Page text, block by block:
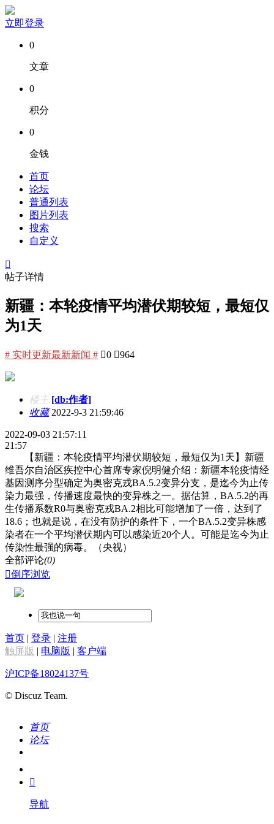
立即登录
0
文章
0
积分
0
金钱
首页
论坛
普通列表
图片列表
搜索
自定义

帖子详情
新疆：本轮疫情平均潜伏期较短，最短仅
为1天
# 实时更新最新新闻 # 0 964
楼主 [db:作者]
收藏2022-9-3 21:59:46
2022-09-03 21:57:11
21:57
【新疆：本轮疫情平均潜伏期较短，最短仅为1天】新疆
维吾尔自治区疾控中心首席专家倪明健介绍：新疆本轮疫情经
基因测序分型确定为奥密克戎BA.5.2变异分支，是迄今为止传
染力最强，传播速度最快的变异株之一。据估算，BA.5.2的再
生传播系数R0与奥密克戎BA.2相比可能增加了一倍，达到了
18.6；也就是说，在没有防护的条件下，一个BA.5.2变异株感
染者在一个平均潜伏期内可以感染近20个人。可能是迄今为止
传染性最强的病毒。（央视）
全部评论(0)
倒序浏览
首页 | 登录 | 注册
触屏版 | 电脑版 | 客户端
沪ICP备18024137号
© Discuz Team.
首页
论坛
我的

导航